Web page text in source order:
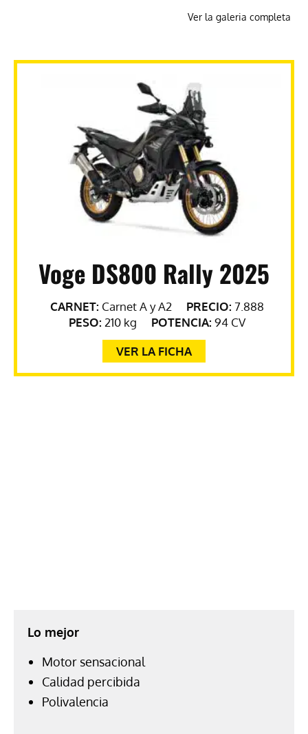
Ver la galeria completa
Voge DS800 Rally 2025
CARNET: Carnet A y A2 PRECIO: 7.888
PESO: 210 kg POTENCIA: 94 CV
VER LA FICHA
Lo mejor
Motor sensacional
Calidad percibida
Polivalencia